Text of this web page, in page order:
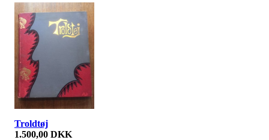
Troldtøj
1.500,00 DKK